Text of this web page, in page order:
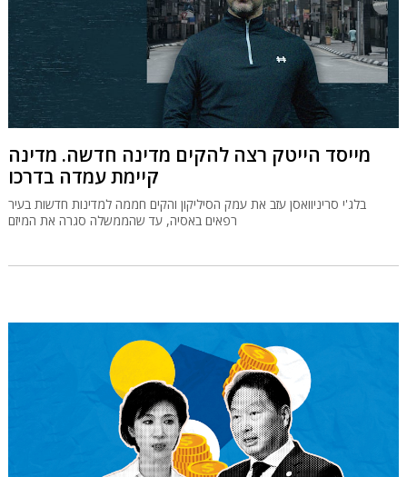
מייסד הייטק רצה להקים מדינה חדשה. מדינה
קיימת עמדה בדרכו
בלג'י סריניוואסן עזב את עמק הסיליקון והקים חממה למדינות חדשות בעיר
רפאים באסיה, עד שהממשלה סגרה את המיזם